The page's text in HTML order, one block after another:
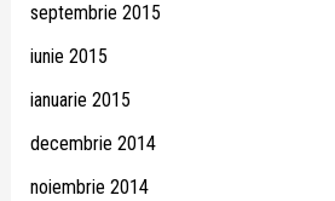
septembrie 2015
iunie 2015
ianuarie 2015
decembrie 2014
noiembrie 2014